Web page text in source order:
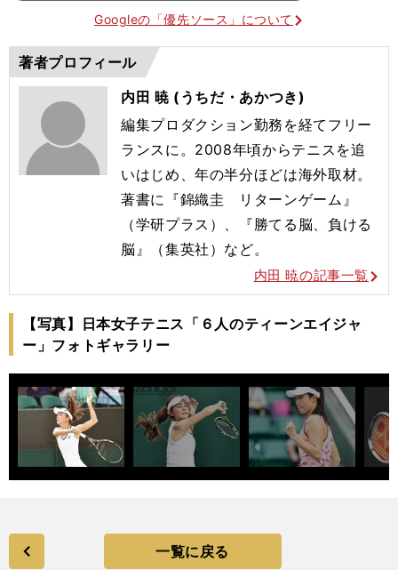
Googleの「優先ソース」について
著者プロフィール
内田 暁 (うちだ・あかつき)
編集プロダクション勤務を経てフリー
ランスに。2008年頃からテニスを追
いはじめ、年の半分ほどは海外取材。
著書に『錦織圭 リターンゲーム』
（学研プラス）、『勝てる脳、負ける
脳』（集英社）など。
内田 暁の記事一覧
【写真】日本女子テニス「６人のティーンエイジャ
ー」フォトギャラリー
一覧に戻る